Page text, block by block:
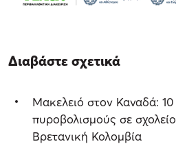
Διαβάστε σχετικά
Μακελειό στον Καναδά:
πυροβολισμούς σε
Βρετανική Κολομβία